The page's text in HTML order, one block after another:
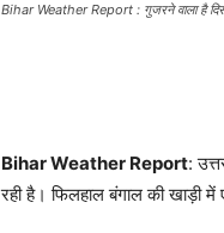
Bihar Weather Report : गुजरने वाला है
Bihar Weather Report:
रही है। फिलहाल बंगाल की खाड़ी में